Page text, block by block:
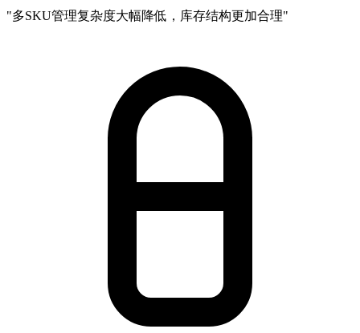
"多SKU管理复杂度大幅降低，库存结构更加合理"